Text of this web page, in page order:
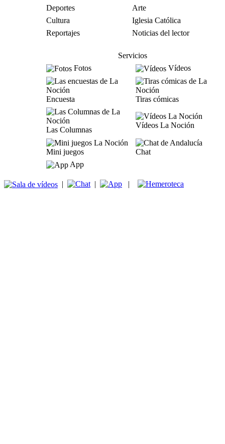
Deportes
Arte
Cultura
Iglesia Católica
Reportajes
Noticias del lector
Servicios
Fotos
Vídeos
Encuesta Tiras cómicas
Las Columnas
Vídeos La Noción
Mini juegos
Chat
App
| | |